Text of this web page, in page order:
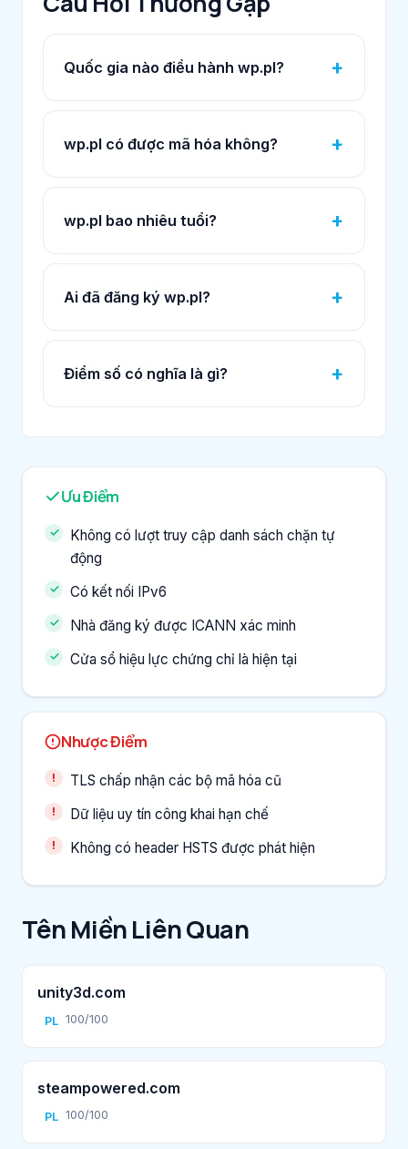
Quốc gia nào điều hành wp.pl?
wp.pl có được mã hóa không?
wp.pl bao nhiêu tuổi?
Ai đã đăng ký wp.pl?
Điểm số có nghĩa là gì?
Ưu Điểm
Không có lượt truy cập danh sách chặn tự
động
Có kết nối IPv6
Nhà đăng ký được ICANN xác minh
Cửa sổ hiệu lực chứng chỉ là hiện tại
Nhược Điểm
TLS chấp nhận các bộ mã hóa cũ
Dữ liệu uy tín công khai hạn chế
Không có header HSTS được phát hiện
Tên Miền Liên Quan
unity3d.com
PL 100/100
steampowered.com
PL 100/100